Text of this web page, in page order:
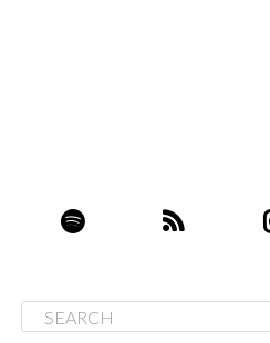
“Cortana”
Microsoft vai escolher